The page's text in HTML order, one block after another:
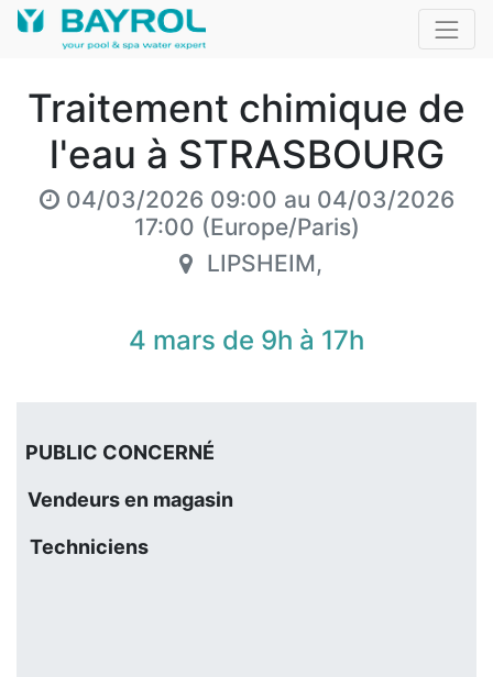
Traitement chimique de
l'eau à STRASBOURG
04/03/2026 09:00 au 04/03/2026
17:00 (Europe/Paris)
LIPSHEIM,
4 mars de 9h à 17h
PUBLIC CONCERNÉ
Vendeurs en magasin
Techniciens